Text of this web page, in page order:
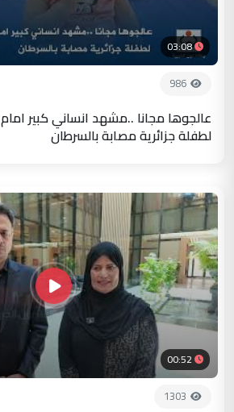
03:08
986
عالجوها مجانا ..مشهد انساني كبير
لطفلة جزائرية مصابة بالسرطان
00:52
1303